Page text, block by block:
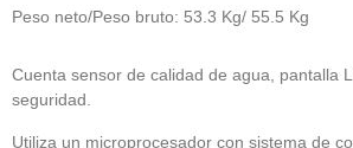
Peso neto/Peso bruto: 53.3 Kg/ 55.5 Kg
Cuenta sensor de calidad de agua, pantalla
seguridad.
Utiliza un microprocesador con sistema de